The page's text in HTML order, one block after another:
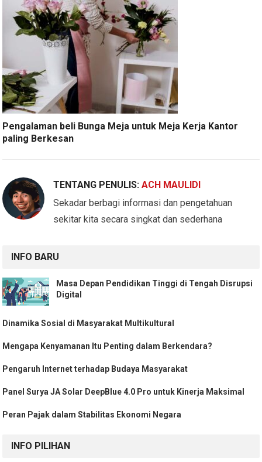
Pengalaman beli Bunga Meja untuk Meja Kerja Kantor
paling Berkesan
TENTANG PENULIS:ACH MAULIDI
Sekadar berbagi informasi dan pengetahuan
sekitar kita secara singkat dan sederhana
INFO BARU
Masa Depan Pendidikan Tinggi di Tengah Disrupsi
Digital
Dinamika Sosial di Masyarakat Multikultural
Mengapa Kenyamanan Itu Penting dalam Berkendara?
Pengaruh Internet terhadap Budaya Masyarakat
Panel Surya JA Solar DeepBlue 4.0 Pro untuk Kinerja Maksimal
Peran Pajak dalam Stabilitas Ekonomi Negara
INFO PILIHAN